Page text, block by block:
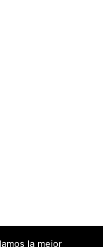
la mejor